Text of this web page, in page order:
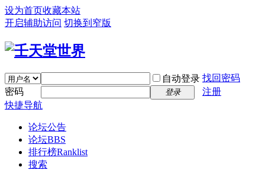
设为首页收藏本站
开启辅助访问 切换到窄版
自动登录 找回密码
密码
登录
注册
快捷导航
论坛公告
论坛BBS
排行榜Ranklist
搜索